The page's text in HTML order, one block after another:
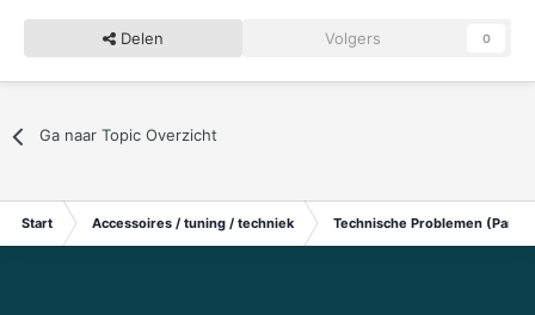
Delen Volgers 0
Ga naar Topic Overzicht
Start Accessoires / tuning / techniek Technische Problemen